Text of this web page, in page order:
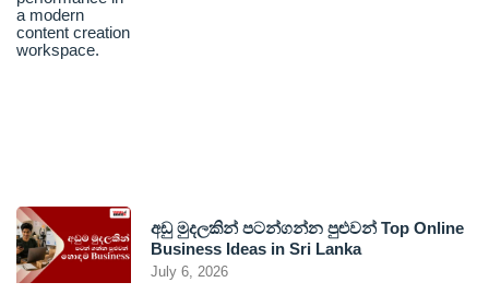
අඩු මුදලකින් පටන්ගන්න පුළුවන් Top Online
Business Ideas in Sri Lanka
July 6, 2026